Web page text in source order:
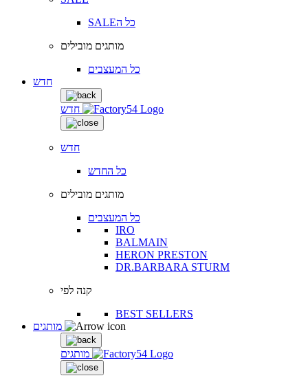
SALEכל ה
מותגים מובילים
כל המעצבים
חדש
חדש
חדש
כל החדש
מותגים מובילים
כל המעצבים
IRO
BALMAIN
HERON PRESTON
DR.BARBARA STURM
קנה לפי
BEST SELLERS
מותגים